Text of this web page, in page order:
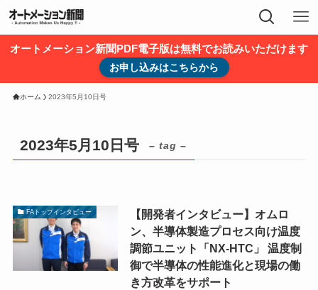
オートメーション新聞PDF電子版は無料でお読みいただけます
お申し込みはこちらから
ホーム 2023年5月10日号
2023年5月10日号 – tag –
FAトップインタビュー
【開発者インタビュー】オムロ
ン、半導体製造プロセス向け温度
調節ユニット「NX-HTC」 温度制
御で半導体の性能進化と現場の働
き方改革をサポート